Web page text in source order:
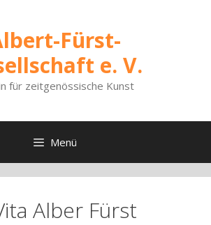
Fürst-
e. V.
für zeitgenössische Kunst
Menü
Alber Fürst